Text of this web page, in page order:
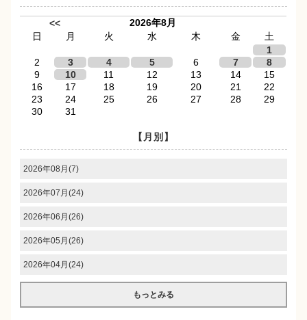
<<
2026年8月
日
月 火 水 木 金
土
1
2
3 4 5 6 7
8
9
10 11 12 13 14
15
16
17 18 19 20 21
22
23
24 25 26 27 28
29
30
31
【月別】
2026年08月(7)
2026年07月(24)
2026年06月(26)
2026年05月(26)
2026年04月(24)
もっとみる